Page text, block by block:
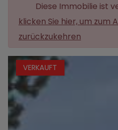
Diese Immobilie ist
klicken Sie hier, um zum
zurückzukehren
VERKAUFT